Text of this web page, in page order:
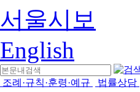
서울시보
English
조례·규칙·훈령·예규 법률상담